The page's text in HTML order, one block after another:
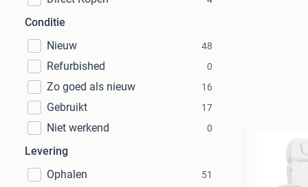
Conditie
Nieuw
48
Refurbished 0
Zo goed als nieuw 16
Gebruikt 17
Niet werkend 0
Levering
Ophalen
51